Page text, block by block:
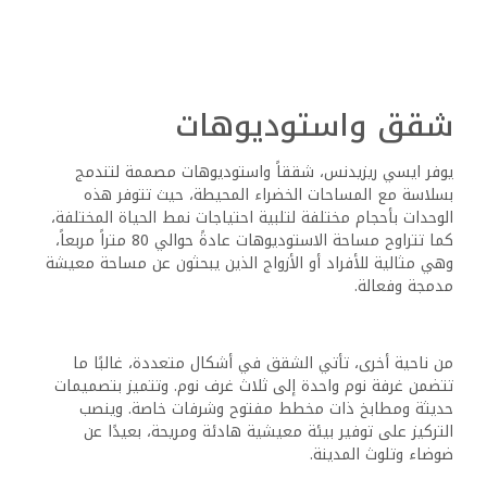
شقق واستوديوهات
يوفر ايسي ريزيدنس، شققاً واستوديوهات مصممة لتندمج
بسلاسة مع المساحات الخضراء المحيطة، حيث تتوفر هذه
الوحدات بأحجام مختلفة لتلبية احتياجات نمط الحياة المختلفة،
كما تتراوح مساحة الاستوديوهات عادةً حوالي 80 متراً مربعاً،
وهي مثالية للأفراد أو الأزواج الذين يبحثون عن مساحة معيشة
مدمجة وفعالة.
من ناحية أخرى، تأتي الشقق في أشكال متعددة، غالبًا ما
تتضمن غرفة نوم واحدة إلى ثلاث غرف نوم. وتتميز بتصميمات
حديثة ومطابخ ذات مخطط مفتوح وشرفات خاصة. وينصب
التركيز على توفير بيئة معيشية هادئة ومريحة، بعيدًا عن
ضوضاء وتلوث المدينة.